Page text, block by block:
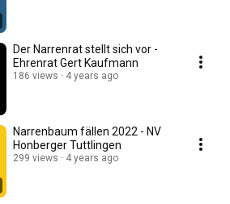
Der Narrenrat stellt sich vor -
Ehrenrat Gert Kaufmann
186 views 4 years ago
Narrenbaum fällen 2022 - NV
Honberger Tuttlingen
299 views 4 years ago